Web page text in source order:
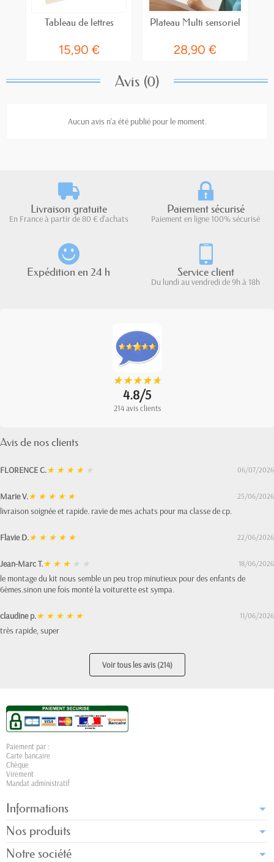
Tableau de lettres
15,90 €
Plateau Multi sensoriel
28,90 €
Avis (0)
Aucun avis n'a été publié pour le moment.
Livraison gratuite
En France à partir de 80 € d'achats
Paiement sécurisé
Paiement en ligne 100% sécurisé
Expédition en 24 h Service client
Du lundi au vendredi de 9h à 18h
★
★★
★★
★★
★★
★
4.8/5
214 avis clients
Avis de nos clients
FLORENCE C.★ ★ ★ ★ ★ 06/07/2026
Marie V.★ ★ ★ ★ ★ 25/06/2026
livraison soignée et rapide. ravie de mes achats pour ma classe de cp.
Flavie D.★ ★ ★ ★ ★ 22/06/2026
Jean-Marc T.★ ★ ★ ★ ★ 18/06/2026
le montage du kit nous semble un peu trop minutieux pour des enfants de
6èmes.sinon une fois monté la voiturette est sympa.
claudine p.★ ★ ★ ★ ★ 11/06/2026
très rapide, super
Voir tous les avis (214)
Paiement par :
Carte bancaire
Chèque
Virement
Mandat administratif
Informations
Nos produits
Notre société